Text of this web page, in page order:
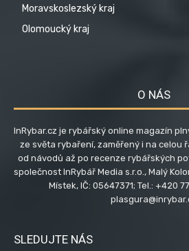
Moravskoslezský kraj
Olomoucký kraj
O NÁS
InRybar.cz je rybářský online magazín
ze světa rybaření, zaměřený i na celou
od návodů až po recenze rybářských
společnost InRybář Media s.r.o., Malý
Místek, IČ: 05647371; Tel.: +420
SLEDUJTE NÁS